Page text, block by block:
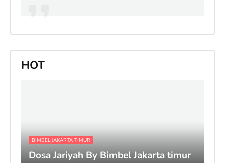
HOT
BIMBEL JAKARTA TIMUR
Dosa Jariyah By Bimbel Jakarta timur